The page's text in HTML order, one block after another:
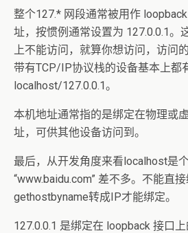
整个127.* 网段通常被用作
址，按惯例通常设置为 127.0.0.1。
上不能访问，就算你想访问，访问
带有TCP/IP协议栈的设备基本上都
localhost/127.0.0.1。
本机地址通常指的是绑定在物理或
址，可供其他设备访问到。
最后，从开发角度来看localhost是
“www.baidu.com” 差不多。不能直
gethostbyname转成IP才能绑定。
127.0.0.1 是绑定在 loopback 接口